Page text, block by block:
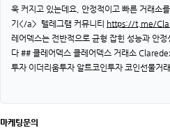
욱 커지고 있는데요, 안정적이고 빠른 거래소
기</a> 텔레그램 커뮤니티 https://t.me/
레어덱스는 전반적으로 균형 잡힌 성능과 안
다 ## 클레어덱스 클레어덱스 거래소
투자 이더리움투자 알트코인투자 코인선
마케팅문의